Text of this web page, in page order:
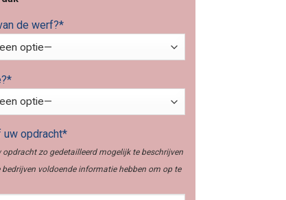
de werf?*
uw opdracht*
opdracht zo gedetailleerd mogelijk te beschrijven
voldoende informatie hebben om op te